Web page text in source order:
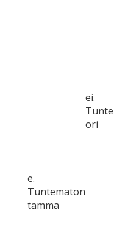
e.
Tuntematon
tamma
ei.
ori